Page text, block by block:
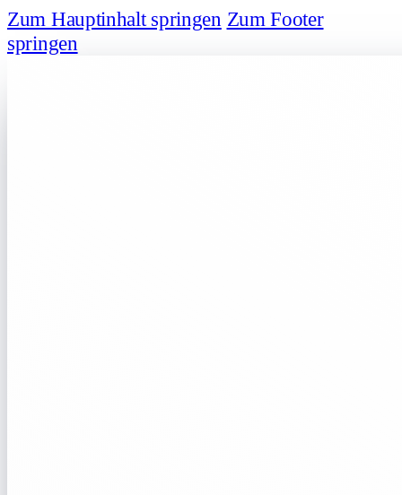
Zum Hauptinhalt springen Zum Footer
springen